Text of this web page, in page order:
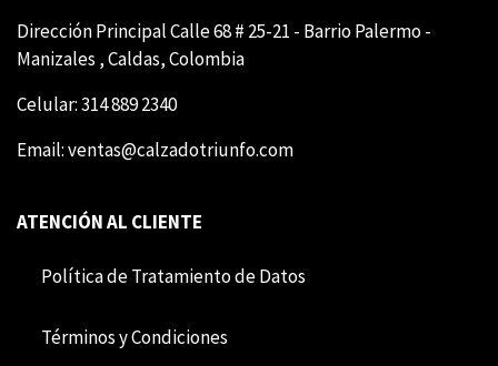
Dirección Principal Calle 68 # 25-21 - Barrio Palermo -
Manizales , Caldas, Colombia
Celular: 314 889 2340
Email:ventas@calzadotriunfo.com
ATENCIÓN AL CLIENTE
Política de Tratamiento de Datos
Término​​s y Condiciones